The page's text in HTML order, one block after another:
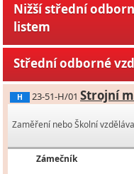
Nižší střední
listem
Střední odborné
H 23-51-H/01 Strojní
Zaměření nebo Školní
Zámečník